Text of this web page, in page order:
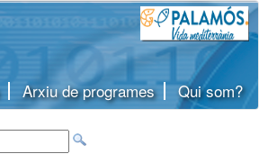
Arxiu de programes Qui som?